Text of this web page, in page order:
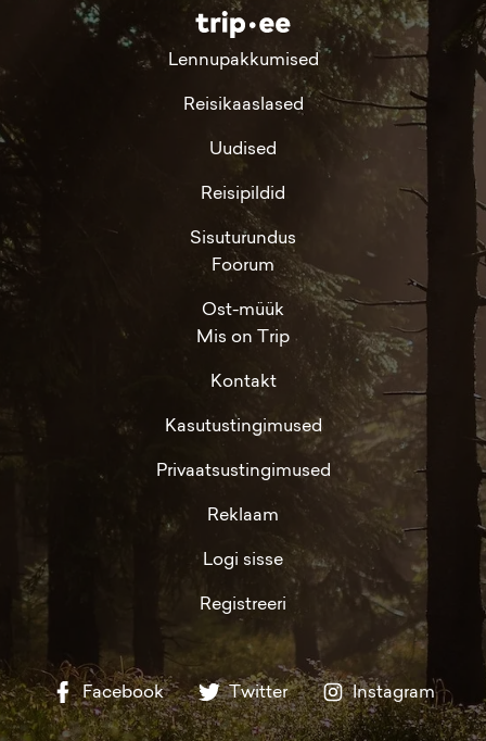
Lennupakkumised
Reisikaaslased
Uudised
Reisipildid
Sisuturundus
Foorum
Ost-müük
Mis on Trip
Kontakt
Kasutustingimused
Privaatsustingimused
Reklaam
Logi sisse
Registreeri
Facebook Twitter Instagram